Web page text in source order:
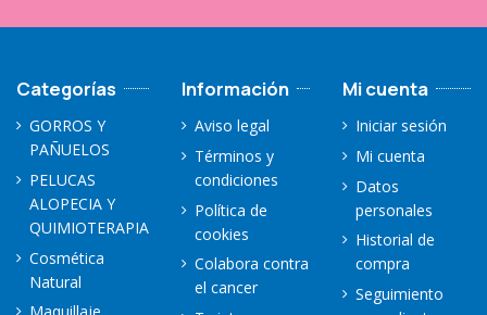
Categorías
GORROS Y
PAÑUELOS
PELUCAS
ALOPECIA Y
QUIMIOTERAPIA
Cosmética
Natural
Información
Aviso legal
Términos y
condiciones
Política de
cookies
Colabora contra
el cancer
Mi cuenta
Iniciar sesión
Mi cuenta
Datos
personales
Historial de
compra
Seguimiento